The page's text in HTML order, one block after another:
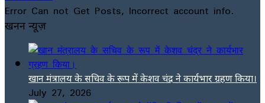
Error Can not Get Posts, Incorrect account info.
खनन न्यूज़
खान मंत्रालय के सचिव के रूप में केशव चंद्र ने कार्यभार ग्रहण किया।
July 27, 2026